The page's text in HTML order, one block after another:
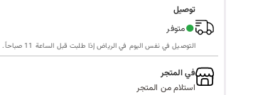
ا توصيل
●متوفر
التوصيل في نفس اليوم في الرياض إذا طلبت قبل الساعة 11 صباحاً.
في المتجر
استلام من المتجر